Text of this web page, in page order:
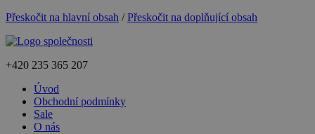
Přeskočit na hlavní obsah /Přeskočit na doplňující obsah
+420 235 365 207
Úvod
Obchodní podmínky
Sale
O nás